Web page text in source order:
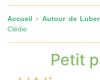
Accueil >Autour de
Clédie
Petit